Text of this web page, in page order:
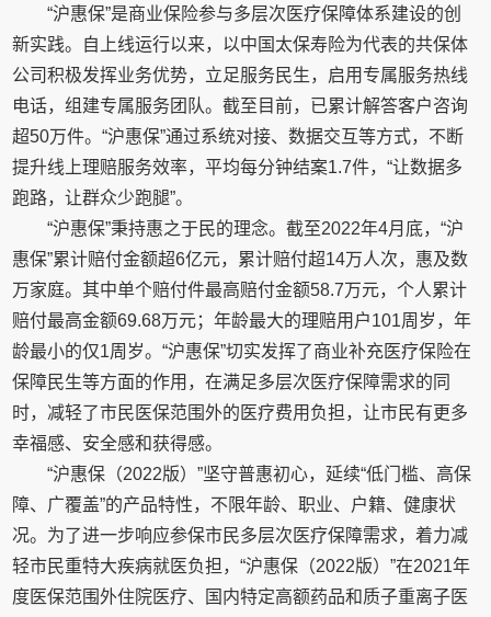
“沪惠保”是商业保险参与多层次医疗保障体系建设的创
新实践。自上线运行以来，以中国太保寿险为代表的共保体
公司积极发挥业务优势，立足服务民生，启用专属服务热线
电话，组建专属服务团队。截至目前，已累计解答客户咨询
超50万件。“沪惠保”通过系统对接、数据交互等方式，不断
提升线上理赔服务效率，平均每分钟结案1.7件，“让数据多
跑路，让群众少跑腿”。
“沪惠保”秉持惠之于民的理念。截至2022年4月底，“沪
惠保”累计赔付金额超6亿元，累计赔付超14万人次，惠及数
万家庭。其中单个赔付件最高赔付金额58.7万元，个人累计
赔付最高金额69.68万元；年龄最大的理赔用户101周岁，年
龄最小的仅1周岁。“沪惠保”切实发挥了商业补充医疗保险在
保障民生等方面的作用，在满足多层次医疗保障需求的同
时，减轻了市民医保范围外的医疗费用负担，让市民有更多
幸福感、安全感和获得感。
“沪惠保（2022版）”坚守普惠初心，延续“低门槛、高保
障、广覆盖”的产品特性，不限年龄、职业、户籍、健康状
况。为了进一步响应参保市民多层次医疗保障需求，着力减
轻市民重特大疾病就医负担，“沪惠保（2022版）”在2021年
度医保范围外住院医疗、国内特定高额药品和质子重离子医